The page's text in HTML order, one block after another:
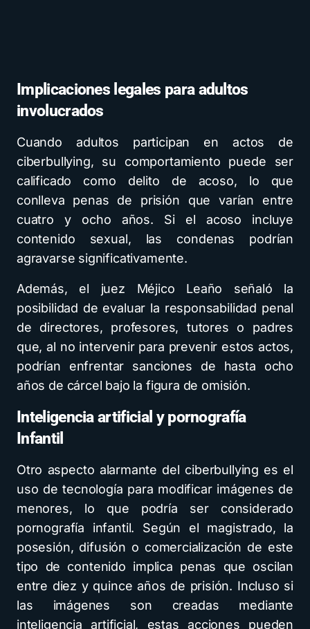
Implicaciones legales para adultos
involucrados
Cuando adultos participan en actos de
ciberbullying, su comportamiento puede ser
calificado como delito de acoso, lo que
conlleva penas de prisión que varían entre
cuatro y ocho años. Si el acoso incluye
contenido sexual, las condenas podrían
agravarse significativamente.
Además, el juez Méjico Leaño señaló la
posibilidad de evaluar la responsabilidad penal
de directores, profesores, tutores o padres
que, al no intervenir para prevenir estos actos,
podrían enfrentar sanciones de hasta ocho
años de cárcel bajo la figura de omisión.
Inteligencia artificial y pornografía
Infantil
Otro aspecto alarmante del ciberbullying es el
uso de tecnología para modificar imágenes de
menores, lo que podría ser considerado
pornografía infantil. Según el magistrado, la
posesión, difusión o comercialización de este
tipo de contenido implica penas que oscilan
entre diez y quince años de prisión. Incluso si
las imágenes son creadas mediante
inteligencia artificial, estas acciones pueden